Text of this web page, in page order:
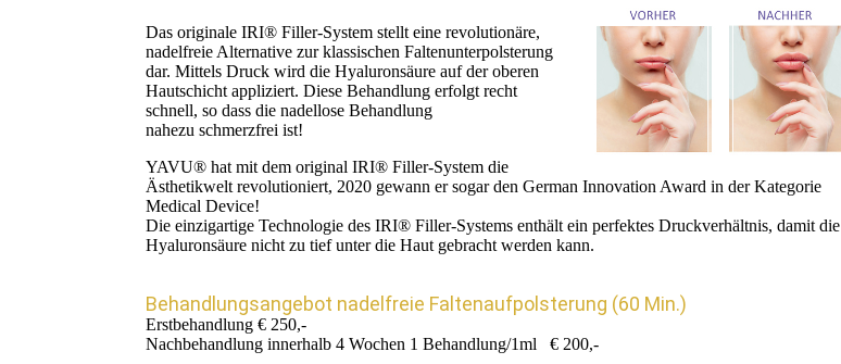
Das originale IRI® Filler-System stellt eine revolutionäre,
nadelfreie Alternative zur klassischen Faltenunterpolsterung
dar. Mittels Druck wird die Hyaluronsäure auf der oberen
Hautschicht appliziert. Diese Behandlung erfolgt recht
schnell, so dass die nadellose Behandlung
nahezu schmerzfrei ist!
YAVU® hat mit dem original IRI® Filler-System die
Ästhetikwelt revolutioniert, 2020 gewann er sogar den German Innovation Award in der Kategorie
Medical Device!
Die einzigartige Technologie des IRI® Filler-Systems enthält ein perfektes Druckverhältnis, damit die
Hyaluronsäure nicht zu tief unter die Haut gebracht werden kann.
Behandlungsangebot nadelfreie Faltenaufpolsterung (60 Min.)
Erstbehandlung € 250,-
Nachbehandlung innerhalb 4 Wochen 1 Behandlung/1ml € 200,-